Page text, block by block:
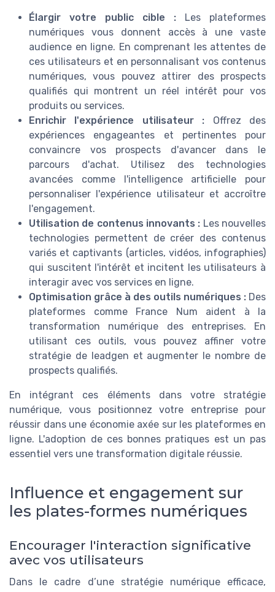
Élargir votre public cible : Les plateformes
numériques vous donnent accès à une vaste
audience en ligne. En comprenant les attentes de
ces utilisateurs et en personnalisant vos contenus
numériques, vous pouvez attirer des prospects
qualifiés qui montrent un réel intérêt pour vos
produits ou services.
Enrichir l'expérience utilisateur : Offrez des
expériences engageantes et pertinentes pour
convaincre vos prospects d'avancer dans le
parcours d'achat. Utilisez des technologies
avancées comme l'intelligence artificielle pour
personnaliser l'expérience utilisateur et accroître
l'engagement.
Utilisation de contenus innovants : Les nouvelles
technologies permettent de créer des contenus
variés et captivants (articles, vidéos, infographies)
qui suscitent l'intérêt et incitent les utilisateurs à
interagir avec vos services en ligne.
Optimisation grâce à des outils numériques : Des
plateformes comme France Num aident à la
transformation numérique des entreprises. En
utilisant ces outils, vous pouvez affiner votre
stratégie de leadgen et augmenter le nombre de
prospects qualifiés.
En intégrant ces éléments dans votre stratégie
numérique, vous positionnez votre entreprise pour
réussir dans une économie axée sur les plateformes en
ligne. L'adoption de ces bonnes pratiques est un pas
essentiel vers une transformation digitale réussie.
Influence et engagement sur
les plates-formes numériques
Encourager l'interaction significative
avec vos utilisateurs
Dans le cadre d’une stratégie numérique efficace,